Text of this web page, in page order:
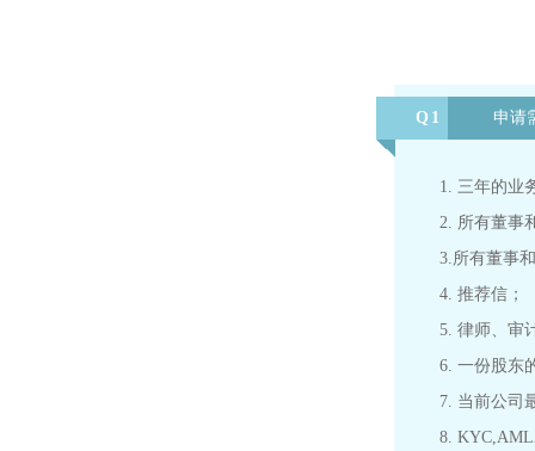
Q1 申请
1. 三年的业
2. 所有董事
3.所有董事
4. 推荐信；
5. 律师、审
6. 一份股东
7. 当前公司
8.